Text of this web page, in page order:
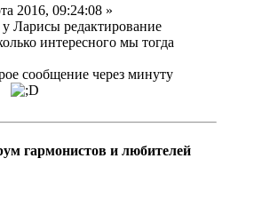
2016, 09:24:08 »
Ларисы редактирование
интересного мы тогда
сообщение через минуту
гармонистов и любителей